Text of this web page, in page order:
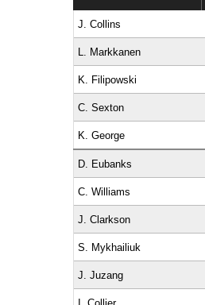
J. Collins
L. Markkanen
K. Filipowski
C. Sexton
K. George
D. Eubanks
C. Williams
J. Clarkson
S. Mykhailiuk
J. Juzang